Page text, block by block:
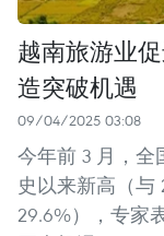
越南旅游业
造突破机遇
09/04/2025 03:08
今年前 3 月，
史以来新高（与
29.6%），专家